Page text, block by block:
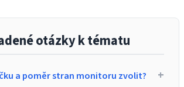
otázky k tématu
a poměr stran monitoru zvolit? +